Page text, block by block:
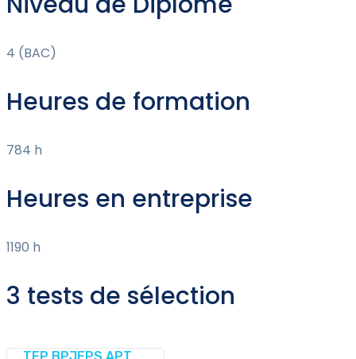
4 (BAC)
Heures de formation
784 h
Heures en entreprise
1190 h
3 tests de sélection